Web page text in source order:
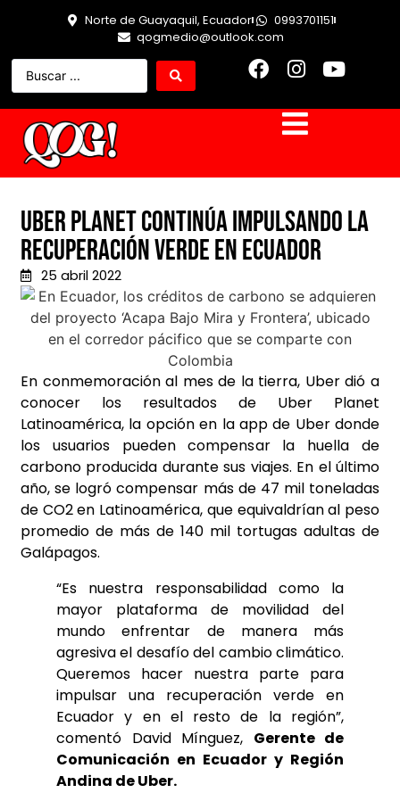
Norte de Guayaquil, Ecuador
0993701151
qogmedio@outlook.com
Uber Planet continúa impulsando la
recuperación verde en Ecuador
25 abril 2022
En conmemoración al mes de la tierra, Uber dió a
conocer los resultados de Uber Planet
Latinoamérica, la opción en la app de Uber donde
los usuarios pueden compensar la huella de
carbono producida durante sus viajes. En el último
año, se logró compensar más de 47 mil toneladas
de CO2 en Latinoamérica, que equivaldrían al peso
promedio de más de 140 mil tortugas adultas de
Galápagos.
“Es nuestra responsabilidad como la
mayor plataforma de movilidad del
mundo enfrentar de manera más
agresiva el desafío del cambio climático.
Queremos hacer nuestra parte para
impulsar una recuperación verde en
Ecuador y en el resto de la región”,
comentó David Mínguez, Gerente de
Comunicación en Ecuador y Región
Andina de Uber.